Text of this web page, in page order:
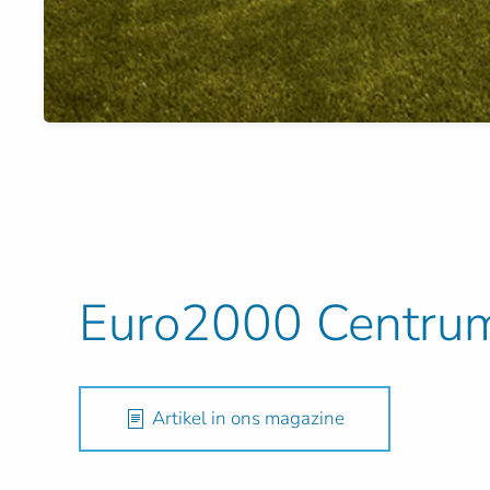
Euro2000
Artikel in ons magazine